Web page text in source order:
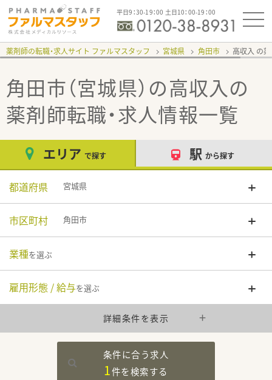
平日9：30-19：00 土日10：00-19：00
薬剤師の転職・求人サイト ファルマスタッフ 宮城県 角田市 高収入
角田市（宮城県）の高収入の
薬剤師転職・求人情報一覧
エリア で探す 駅 から探す
都道府県 宮城県
市区町村 角田市
業種を選ぶ
雇用形態 / 給与を選ぶ
詳細条件を表示
条件に合う求人
1件を検索する